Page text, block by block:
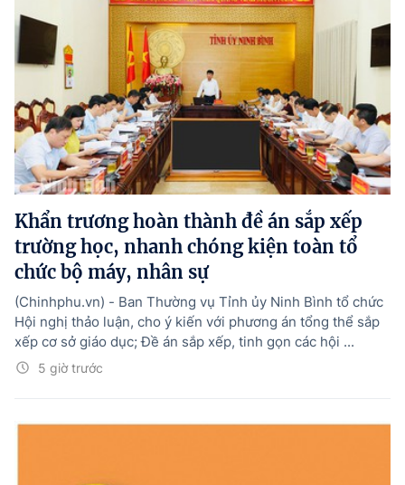
Khẩn trương hoàn thành đề án sắp xếp
trường học, nhanh chóng kiện toàn tổ
chức bộ máy, nhân sự
5 giờ trước
(Chinhphu.vn) - Ban Thường vụ Tỉnh ủy Ninh Bình tổ chức
Hội nghị thảo luận, cho ý kiến với phương án tổng thể sắp
xếp cơ sở giáo dục; Đề án sắp xếp, tinh gọn các hội ...